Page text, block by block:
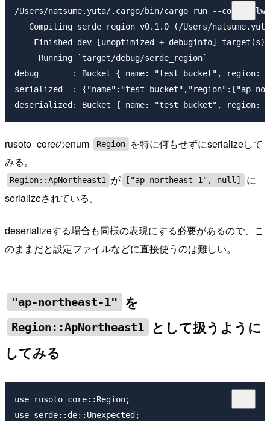
/Users/natsume.yuta/.cargo/bin/cargo run --
Compiling serde_region v0.1.0 (/Users/
Finished dev [unoptimized + debuginfo] target(s)
     Running `target/debug/serde_region`
debug       : Bucket { name: "test bucket", region:
serialized  : {"name":"test bucket","region":["ap-
rusoto_coreのenum Region
を特に何もせずにserializeして
みる。
Region::ApNortheast1 が ["ap-northeast-1", null]
に
serializeされている。
deserializeする場合も同様の表現にする必要があるので、こ
のままだと設定ファイルなどに直接使うのは難しい。
"ap-northeast-1" を
Region::ApNortheast1
として扱うように
してみる
use rusoto_core::Region;
use serde::de::Unexpected;